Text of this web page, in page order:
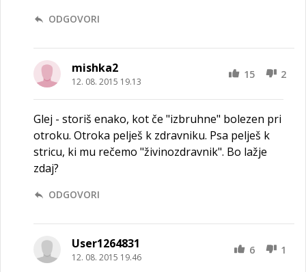
ODGOVORI
mishka2
12. 08. 2015 19.13
15 2
Glej - storiš enako, kot če "izbruhne" bolezen pri
otroku. Otroka pelješ k zdravniku. Psa pelješ k
stricu, ki mu rečemo "živinozdravnik". Bo lažje
zdaj?
ODGOVORI
User1264831
12. 08. 2015 19.46
6 1